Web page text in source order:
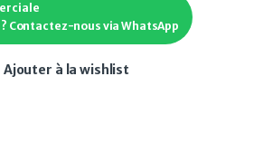
Contactez-nous via WhatsApp
Ajouter à la wishlist